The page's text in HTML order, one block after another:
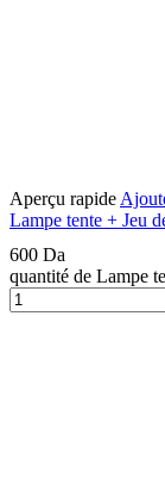
Aperçu rapide
Lampe tente + Jeu
600 Da
quantité de Lampe